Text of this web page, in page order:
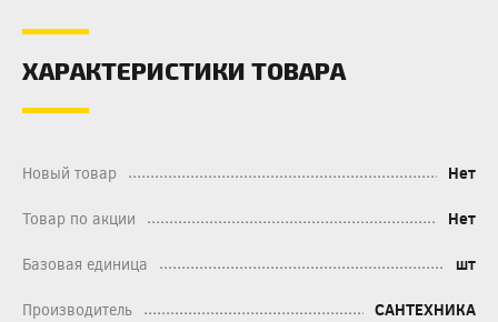
ХАРАКТЕРИСТИКИ ТОВАРА
Новый товар Нет
Товар по акции Нет
Базовая единица шт
Производитель САНТЕХНИКА